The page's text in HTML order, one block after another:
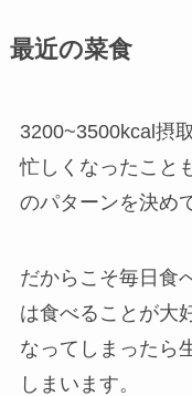
最近の菜食
3200~3500kcal摂
忙しくなったこと
のパターンを決め
だからこそ毎日食
は食べることが大
なってしまったら
しまいます。